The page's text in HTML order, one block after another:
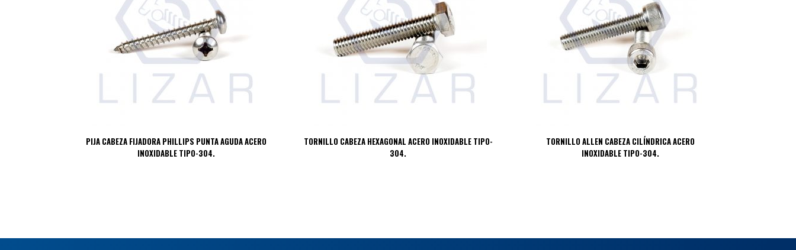
PIJA CABEZA FIJADORA PHILLIPS PUNTA AGUDA ACERO
INOXIDABLE TIPO-304.
TORNILLO CABEZA HEXAGONAL ACERO INOXIDABLE TIPO-
304.
TORNILLO ALLEN CABEZA CILÍNDRICA ACERO
INOXIDABLE TIPO-304.